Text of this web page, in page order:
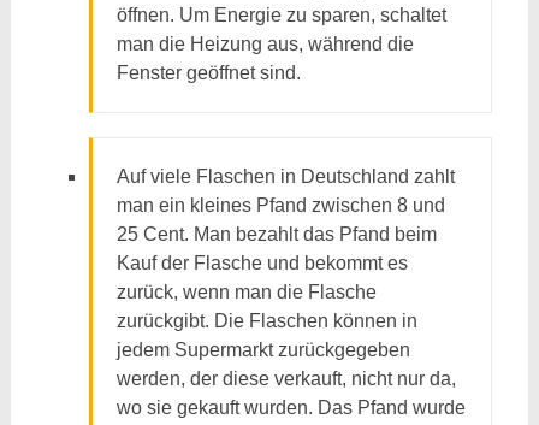
öffnen. Um Energie zu sparen, schaltet
man die Heizung aus, während die
Fenster geöffnet sind.
Auf viele Flaschen in Deutschland zahlt
man ein kleines Pfand zwischen 8 und
25 Cent. Man bezahlt das Pfand beim
Kauf der Flasche und bekommt es
zurück, wenn man die Flasche
zurückgibt. Die Flaschen können in
jedem Supermarkt zurückgegeben
werden, der diese verkauft, nicht nur da,
wo sie gekauft wurden. Das Pfand wurde